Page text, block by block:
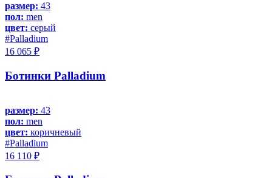
размер: 43
пол: men
цвет: серый
#Palladium
16 065 ₽
Ботинки Palladium
размер: 43
пол: men
цвет: коричневый
#Palladium
16 110 ₽